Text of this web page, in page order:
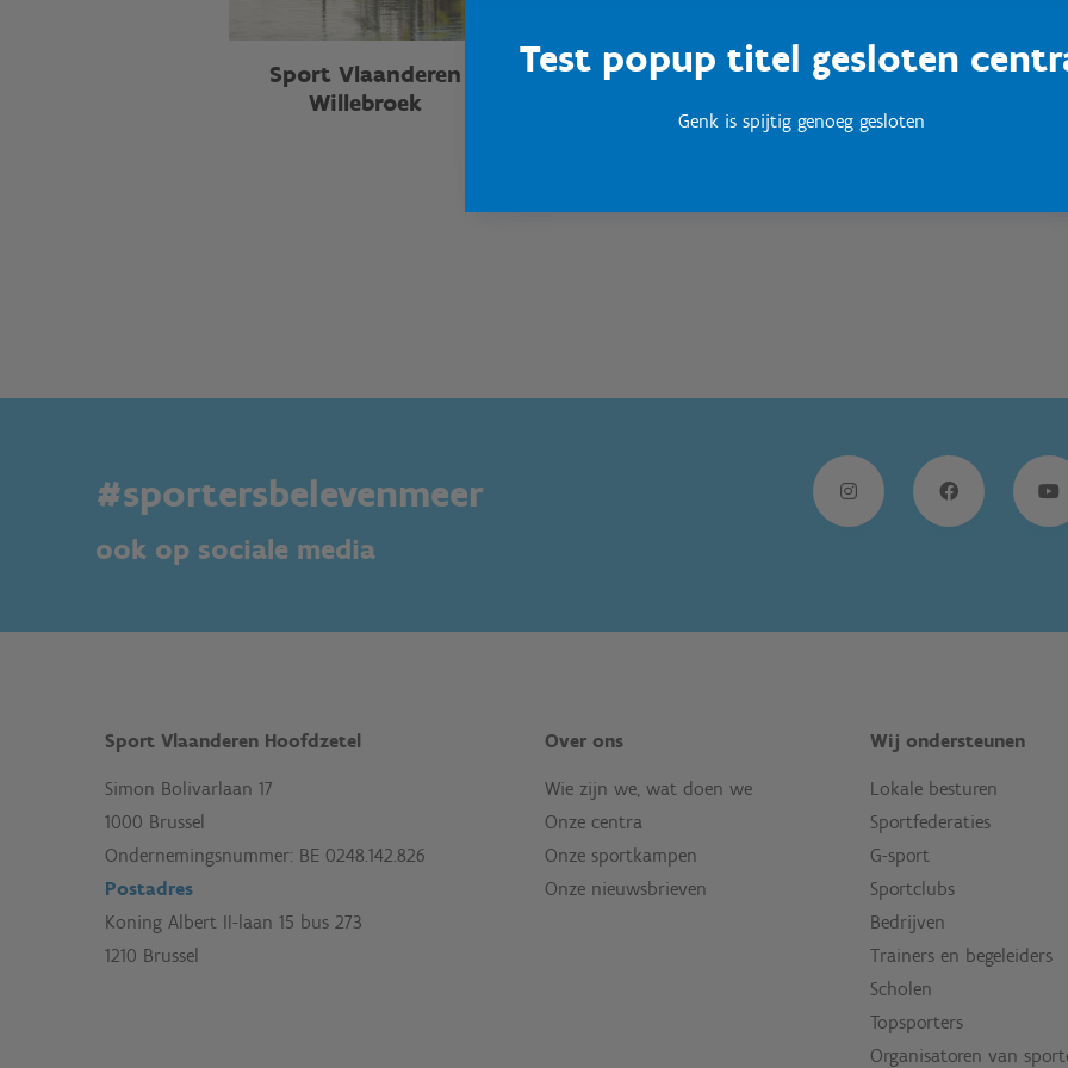
Test popup titel gesloten
Genk is spijtig genoeg gesloten
Sport Vlaanderen
Willebroek
Sport Vlaanderen
#sportersbelevenmeer
ook op sociale media
Sport Vlaanderen Hoofdzetel
Simon Bolivarlaan 17
1000 Brussel
Ondernemingsnummer: BE 0248.142.826
Postadres
Koning Albert II-laan 15 bus 273
1210 Brussel
Over ons
Wie zijn we, wat doen we
Onze centra
Onze sportkampen
Onze nieuwsbrieven
Wij ondersteunen
Lokale besturen
Sportfederaties
G-sport
Sportclubs
Bedrijven
Trainers en begeleiders
Scholen
Topsporters
Organisatoren van